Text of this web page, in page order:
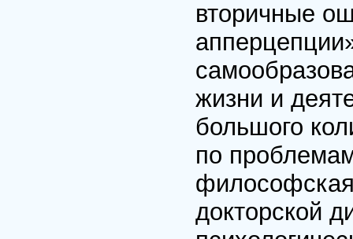
вторичные
жизни и
большого
по
докторской